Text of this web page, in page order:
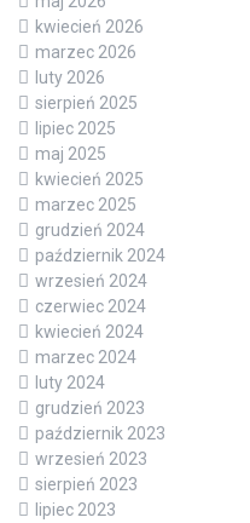
kwiecień 2026
marzec 2026
luty 2026
sierpień 2025
lipiec 2025
maj 2025
kwiecień 2025
marzec 2025
grudzień 2024
październik 2024
wrzesień 2024
czerwiec 2024
kwiecień 2024
marzec 2024
luty 2024
grudzień 2023
październik 2023
wrzesień 2023
sierpień 2023
lipiec 2023